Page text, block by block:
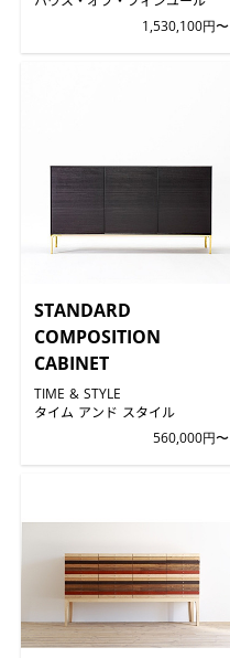
1,530,100円〜
STANDARD
COMPOSITION
CABINET
TIME & STYLE
タイム アンド スタイル
560,000円〜